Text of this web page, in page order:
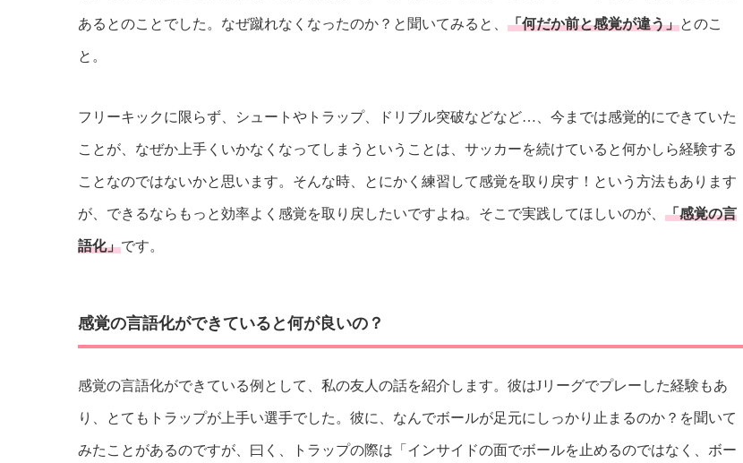
あるとのことでした。なぜ蹴れなくなったのか？と聞いてみると、 「何だか前と感覚が違う」とのこ
と。
フリーキックに限らず、シュートやトラップ、ドリブル突破などなど…、今までは感覚的にできていた
ことが、なぜか上手くいかなくなってしまうということは、サッカーを続けていると何かしら経験する
ことなのではないかと思います。そんな時、とにかく練習して感覚を取り戻す！という方法もあります
が、できるならもっと効率よく感覚を取り戻したいですよね。そこで実践してほしいのが、 「感覚の言
語化」です。
感覚の言語化ができていると何が良いの？
感覚の言語化ができている例として、私の友人の話を紹介します。彼はJリーグでプレーした経験もあ
り、とてもトラップが上手い選手でした。彼に、なんでボールが足元にしっかり止まるのか？を聞いて
みたことがあるのですが、曰く、トラップの際は「インサイドの面でボールを止めるのではなく、ボー